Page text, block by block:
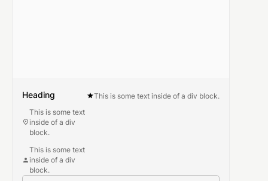
Heading
This is some text
inside of a div
block.
This is some text
inside of a div
block.
This is some text inside of a div block.